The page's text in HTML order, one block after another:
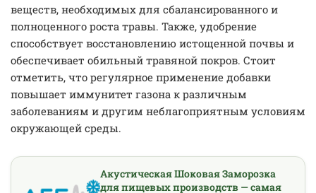
веществ, необходимых для сбалансированного и
полноценного роста травы. Также, удобрение
способствует восстановлению истощенной почвы и
обеспечивает обильный травяной покров. Стоит
отметить, что регулярное применение добавки
повышает иммунитет газона к различным
заболеваниям и другим неблагоприятным условиям
окружающей среды.
Акустическая Шоковая Заморозка
для пищевых производств — самая